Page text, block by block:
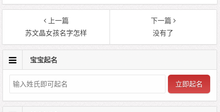
上一篇
苏文晶女孩名字怎样
下一篇
没有了
宝宝起名
立即起名